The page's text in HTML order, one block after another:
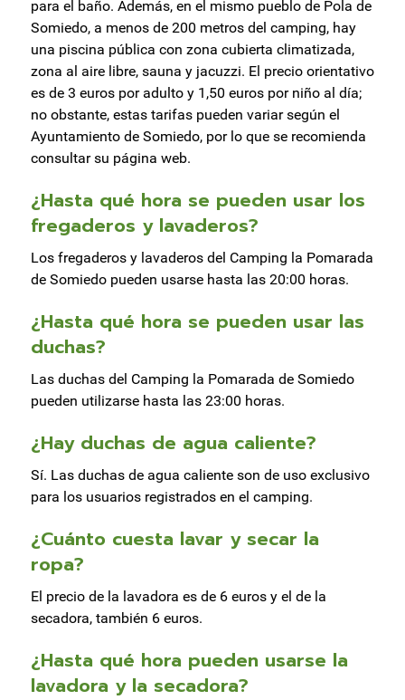
para el baño. Además, en el mismo pueblo de Pola de
Somiedo, a menos de 200 metros del camping, hay
una piscina pública con zona cubierta climatizada,
zona al aire libre, sauna y jacuzzi. El precio orientativo
es de 3 euros por adulto y 1,50 euros por niño al día;
no obstante, estas tarifas pueden variar según el
Ayuntamiento de Somiedo, por lo que se recomienda
consultar su página web.
¿Hasta qué hora se pueden usar los
fregaderos y lavaderos?
Los fregaderos y lavaderos del Camping la Pomarada
de Somiedo pueden usarse hasta las 20:00 horas.
¿Hasta qué hora se pueden usar las
duchas?
Las duchas del Camping la Pomarada de Somiedo
pueden utilizarse hasta las 23:00 horas.
¿Hay duchas de agua caliente?
Sí. Las duchas de agua caliente son de uso exclusivo
para los usuarios registrados en el camping.
¿Cuánto cuesta lavar y secar la
ropa?
El precio de la lavadora es de 6 euros y el de la
secadora, también 6 euros.
¿Hasta qué hora pueden usarse la
lavadora y la secadora?